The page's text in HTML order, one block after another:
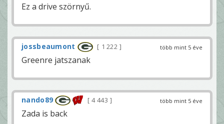
Ez a drive szörnyű.
több mint 5 éve
jossbeaumont 1 222
Greenre jatszanak
több mint 5 éve
nando89 4 443
Zada is back